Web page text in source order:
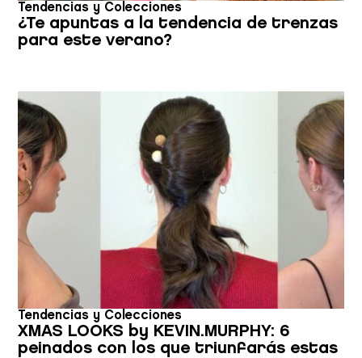
Tendencias y Colecciones
¿Te apuntas a la tendencia de trenzas
para este verano?
Tendencias y Colecciones
XMAS LOOKS by KEVIN.MURPHY: 6
peinados con los que triunfarás estas